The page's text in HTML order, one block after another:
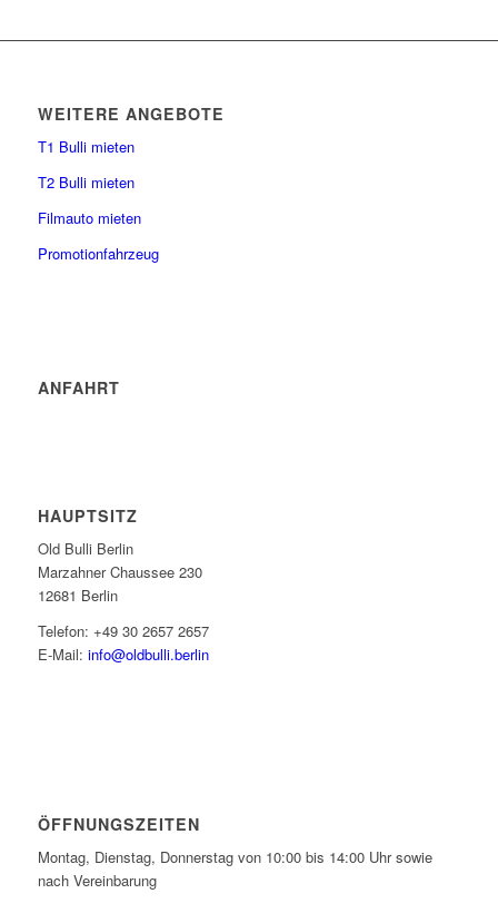
WEITERE ANGEBOTE
T1 Bulli mieten
T2 Bulli mieten
Filmauto mieten
Promotionfahrzeug
ANFAHRT
HAUPTSITZ
Old Bulli Berlin
Marzahner Chaussee 230
12681 Berlin
Telefon: +49 30 2657 2657
E-Mail: info@oldbulli.berlin
ÖFFNUNGSZEITEN
Montag, Dienstag, Donnerstag von 10:00 bis 14:00 Uhr sowie
nach Vereinbarung